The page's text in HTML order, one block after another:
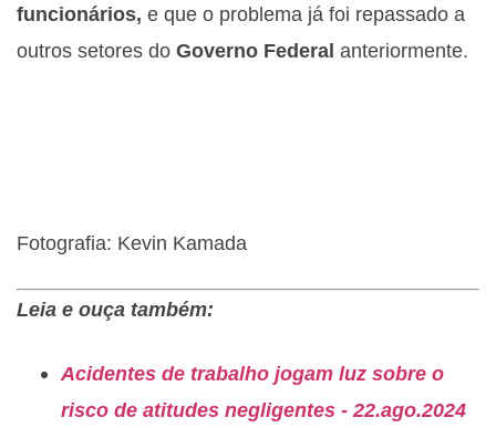
funcionários, e que o problema já foi repassado a
outros setores do Governo Federal anteriormente.
Fotografia: Kevin Kamada
Leia e ouça também:
Acidentes de trabalho jogam luz sobre o
risco de atitudes negligentes - 22.ago.2024